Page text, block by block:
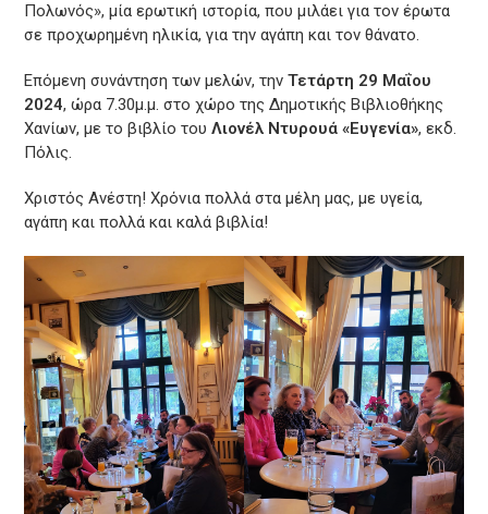
Πολωνός», μία ερωτική ιστορία, που μιλάει για τον έρωτα
σε προχωρημένη ηλικία, για την αγάπη και τον θάνατο.
Επόμενη συνάντηση των μελών, τηνΤετάρτη 29 Μαΐου
2024, ώρα 7.30μ.μ. στο χώρο της Δημοτικής Βιβλιοθήκης
Χανίων, με το βιβλίο τουΛιονέλ Ντυρουά «Ευγενία», εκδ.
Πόλις.
Χριστός Ανέστη! Χρόνια πολλά στα μέλη μας, με υγεία,
αγάπη και πολλά και καλά βιβλία!